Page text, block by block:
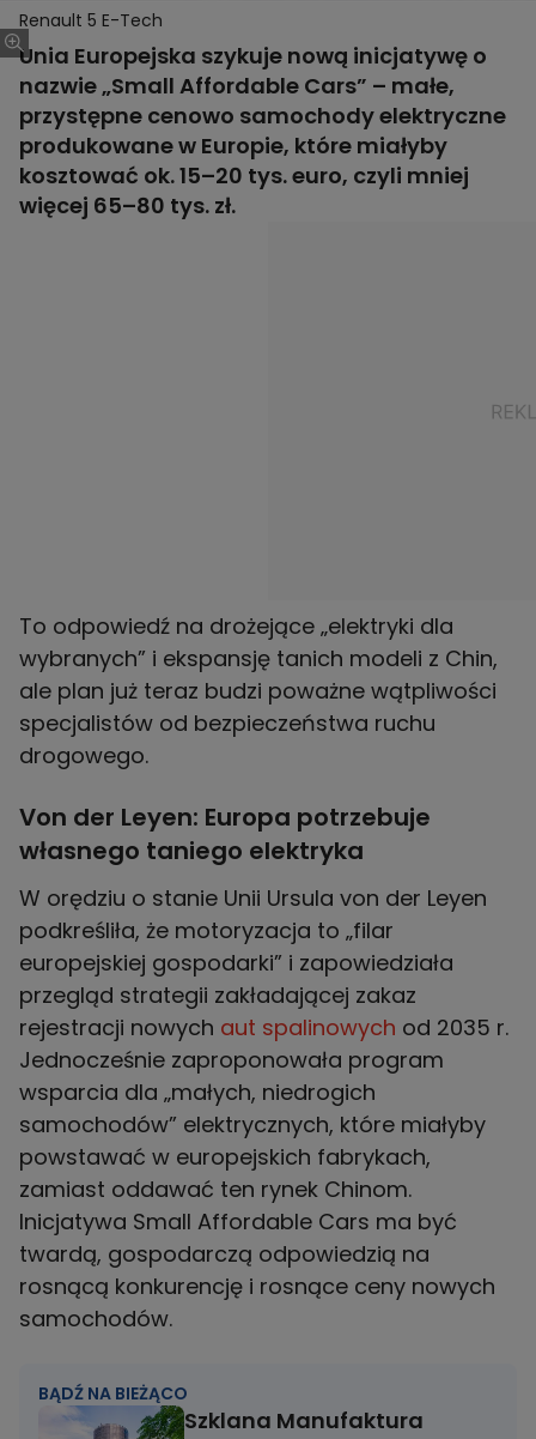
Renault 5 E-Tech
Unia Europejska szykuje nową inicjatywę o
nazwie „Small Affordable Cars” – małe,
przystępne cenowo samochody elektryczne
produkowane w Europie, które miałyby
kosztować ok. 15–20 tys. euro, czyli mniej
więcej 65–80 tys. zł.
To odpowiedź na drożejące „elektryki dla
wybranych” i ekspansję tanich modeli z Chin,
ale plan już teraz budzi poważne wątpliwości
specjalistów od bezpieczeństwa ruchu
drogowego.
Von der Leyen: Europa potrzebuje
własnego taniego elektryka
W orędziu o stanie Unii Ursula von der Leyen
podkreśliła, że motoryzacja to „filar
europejskiej gospodarki” i zapowiedziała
przegląd strategii zakładającej zakaz
rejestracji nowych aut spalinowych od 2035 r.
Jednocześnie zaproponowała program
wsparcia dla „małych, niedrogich
samochodów” elektrycznych, które miałyby
powstawać w europejskich fabrykach,
zamiast oddawać ten rynek Chinom.
Inicjatywa Small Affordable Cars ma być
twardą, gospodarczą odpowiedzią na
rosnącą konkurencję i rosnące ceny nowych
BĄDŹ NA BIEŻĄCO
Szklana Manufaktura